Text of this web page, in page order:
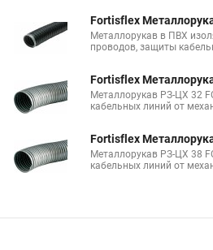
Fortisflex
Металлорукав в ПВХ
проводов, защиты
Fortisflex
Металлорукав РЗ-ЦХ 32
кабельных линий от
Fortisflex
Металлорукав РЗ-ЦХ 38
кабельных линий от